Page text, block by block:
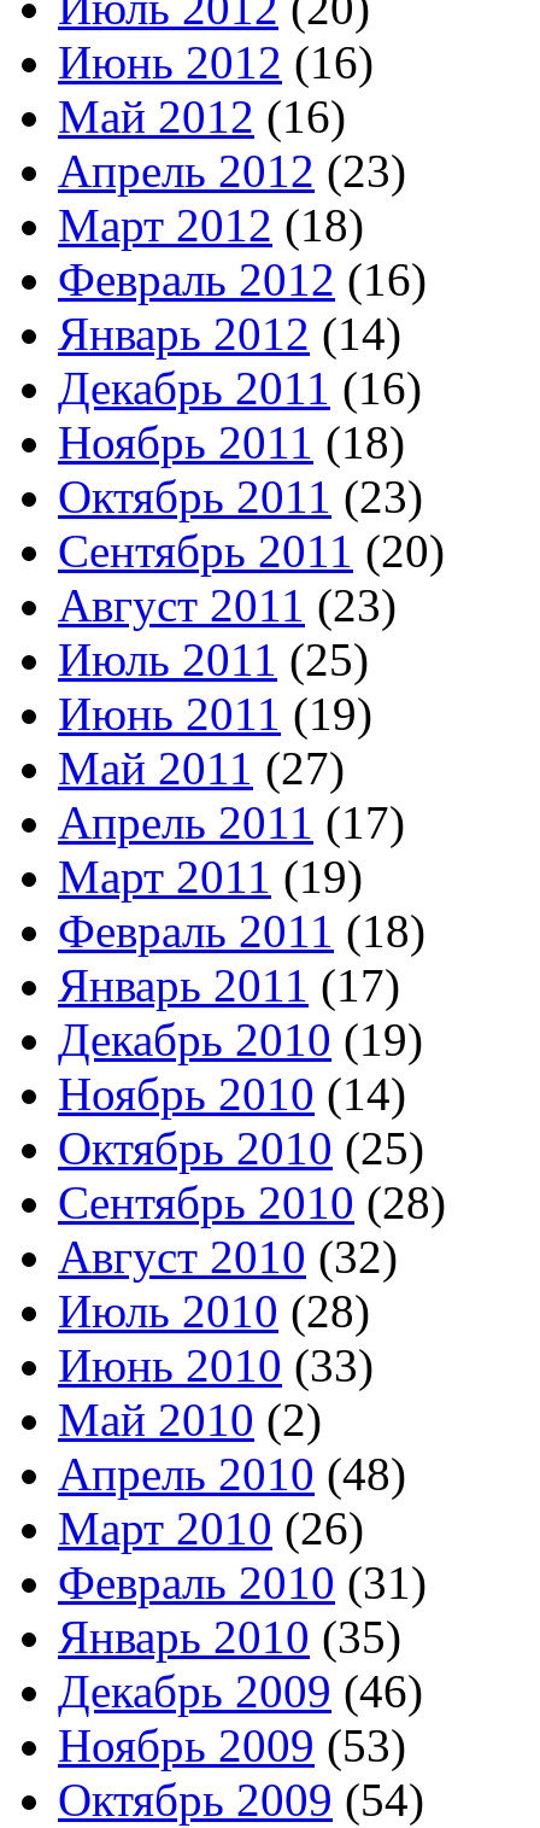
Июнь 2012 (16)
Май 2012 (16)
Апрель 2012 (23)
Март 2012 (18)
Февраль 2012 (16)
Январь 2012 (14)
Декабрь 2011 (16)
Ноябрь 2011 (18)
Октябрь 2011 (23)
Сентябрь 2011 (20)
Август 2011 (23)
Июль 2011 (25)
Июнь 2011 (19)
Май 2011 (27)
Апрель 2011 (17)
Март 2011 (19)
Февраль 2011 (18)
Январь 2011 (17)
Декабрь 2010 (19)
Ноябрь 2010 (14)
Октябрь 2010 (25)
Сентябрь 2010 (28)
Август 2010 (32)
Июль 2010 (28)
Июнь 2010 (33)
Май 2010 (2)
Апрель 2010 (48)
Март 2010 (26)
Февраль 2010 (31)
Январь 2010 (35)
Декабрь 2009 (46)
Ноябрь 2009 (53)
Октябрь 2009 (54)